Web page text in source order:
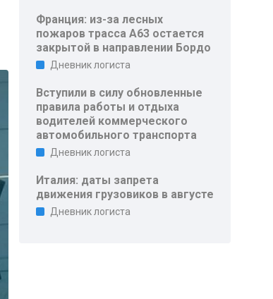
Франция: из-за лесных
пожаров трасса A63 остается
закрытой в направлении Бордо
Дневник логиста
Вступили в силу обновленные
правила работы и отдыха
водителей коммерческого
автомобильного транспорта
Дневник логиста
Италия: даты запрета
движения грузовиков в августе
Дневник логиста